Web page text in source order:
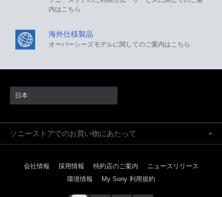
内はこちら
海外仕様製品
オーバーシーズモデルに関してのご案内はこちら
日本
ソニーストアでのお買い物にあたって
会社情報 採用情報 特約店のご案内
ニュースリリース
環境情報
My Sony 利用規約